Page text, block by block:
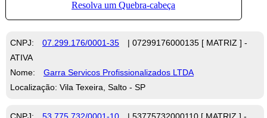
CNPJ: 07.299.176/0001-35
| 07299176000135 [ MATRIZ ] -
ATIVA
Nome:
Garra Servicos Profissionalizados LTDA
Localização: Vila Texeira, Salto - SP
CNPJ: 53.775.732/0001-10
| 53775732000110 [ MATRIZ ] -